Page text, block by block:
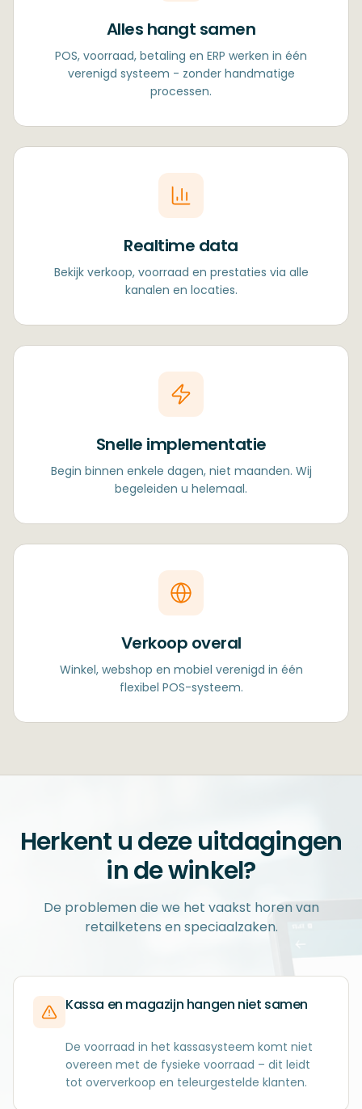
Alles hangt samen
POS, voorraad, betaling en ERP werken in één
verenigd systeem - zonder handmatige
processen.
Realtime data
Bekijk verkoop, voorraad en prestaties via alle
kanalen en locaties.
Snelle implementatie
Begin binnen enkele dagen, niet maanden. Wij
begeleiden u helemaal.
Verkoop overal
Winkel, webshop en mobiel verenigd in één
flexibel POS-systeem.
Herkent u deze uitdagingen
in de winkel?
De problemen die we het vaakst horen van
retailketens en speciaalzaken.
Kassa en magazijn hangen niet samen
De voorraad in het kassasysteem komt niet
overeen met de fysieke voorraad – dit leidt
tot oververkoop en teleurgestelde klanten.